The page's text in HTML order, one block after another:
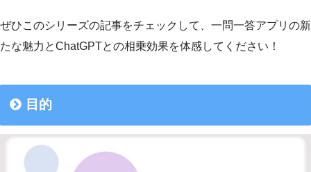
ぜひこのシリーズの記事をチェックして、一問一答アプリの新
たな魅力とChatGPTとの相乗効果を体感してください！
目的